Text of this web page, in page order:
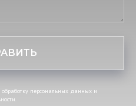
персональных данных и